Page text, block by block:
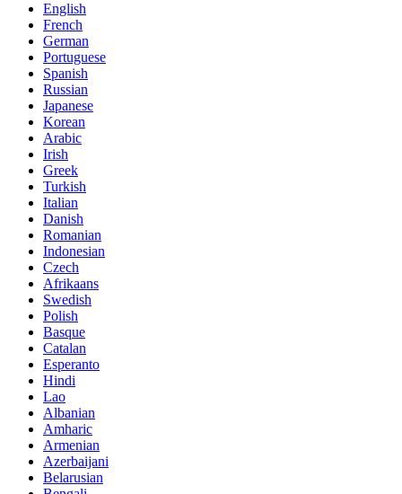
English
French
German
Portuguese
Spanish
Russian
Japanese
Korean
Arabic
Irish
Greek
Turkish
Italian
Danish
Romanian
Indonesian
Czech
Afrikaans
Swedish
Polish
Basque
Catalan
Esperanto
Hindi
Lao
Albanian
Amharic
Armenian
Azerbaijani
Belarusian